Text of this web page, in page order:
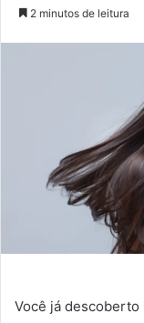
2 minutos de leitura
Você já descoberto